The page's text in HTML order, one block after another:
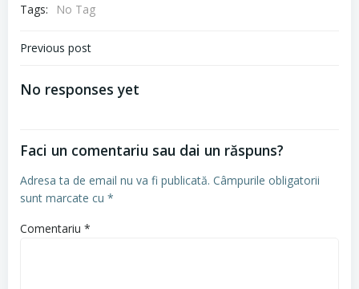
Tags:
No Tag
Navigare
articole
Previous post
No responses yet
Faci un comentariu sau dai un răspuns?
Adresa ta de email nu va fi publicată. Câmpurile obligatorii
sunt marcate cu *
Comentariu *